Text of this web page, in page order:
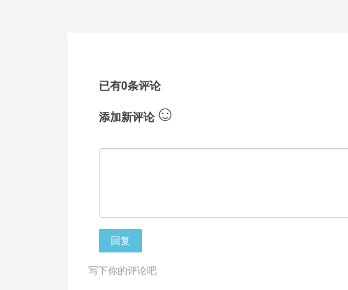
已有0条评论
添加新评论☺
回复
写下你的评论吧